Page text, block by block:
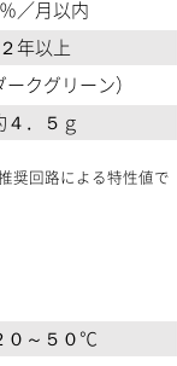
／月以内
２年以上
クグリーン）
４．５ｇ
奨回路による特性値で
０～５０℃